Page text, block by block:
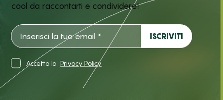
cool da raccontarti e condividere!
Accetto la Privacy Policy